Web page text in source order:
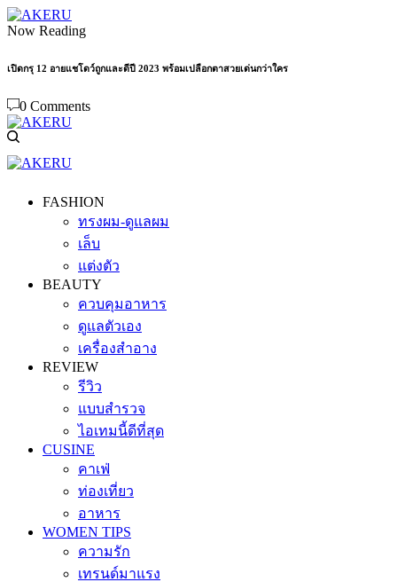
Now Reading
เปิดกรุ 12 อายแชโดว์ถูกและดีปี 2023 พร้อมเปลือกตาสวยเด่นกว่าใคร
0 Comments
FASHION
ทรงผม-ดูแลผม
เล็บ
แต่งตัว
BEAUTY
ควบคุมอาหาร
ดูแลตัวเอง
เครื่องสำอาง
REVIEW
รีวิว
แบบสำรวจ
ไอเทมนี้ดีที่สุด
CUSINE
คาเฟ่
ท่องเที่ยว
อาหาร
WOMEN TIPS
ความรัก
เทรนด์มาแรง